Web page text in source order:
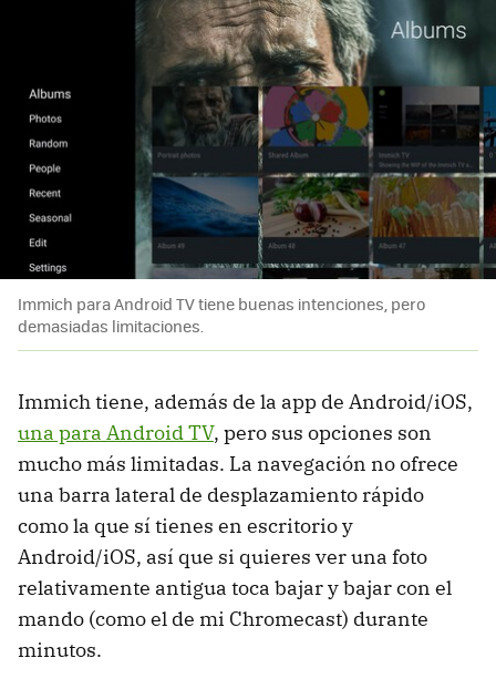
Immich para Android TV tiene buenas intenciones, pero
demasiadas limitaciones.
Immich tiene, además de la app de Android/iOS,
una para Android TV, pero sus opciones son
mucho más limitadas. La navegación no ofrece
una barra lateral de desplazamiento rápido
como la que sí tienes en escritorio y
Android/iOS, así que si quieres ver una foto
relativamente antigua toca bajar y bajar con el
mando (como el de mi Chromecast) durante
minutos.